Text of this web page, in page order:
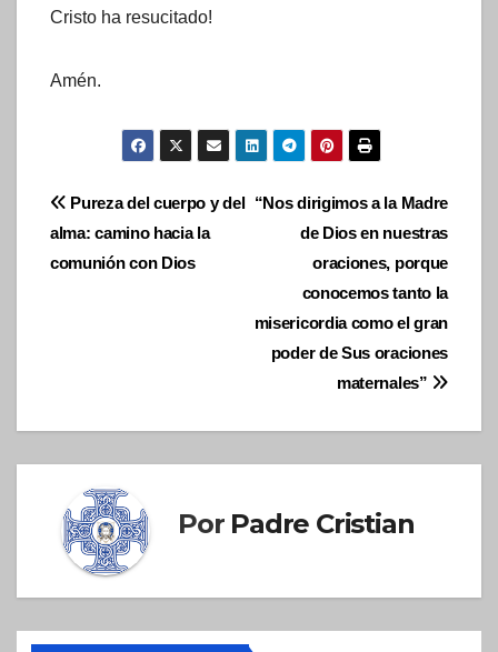
Cristo ha resucitado!
Amén.
Navegación
de
“Nos dirigimos a la Madre
de Dios en nuestras
oraciones, porque
conocemos tanto la
misericordia como el gran
poder de Sus oraciones
maternales”
Pureza del cuerpo y del
alma: camino hacia la
comunión con Dios
Por Padre Cristian